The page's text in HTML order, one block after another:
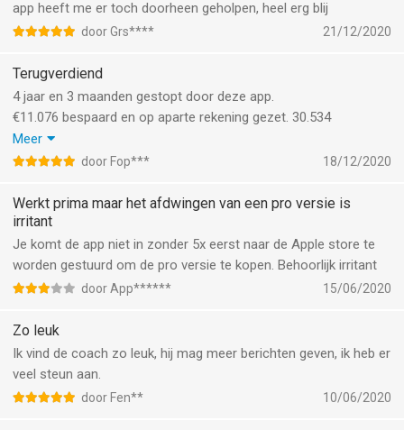
app heeft me er toch doorheen geholpen, heel erg blij
door Grs**** 21/12/2020
Terugverdiend
4 jaar en 3 maanden gestopt door deze app.
€11.076 bespaard en op aparte rekening gezet. 30.534
sigaretten niet gerookt en voel me veel gezonder en sport nu
ook weer met veel plezier.
gezondheid.
Meer
door Fop*** 18/12/2020
Werkt prima maar het afdwingen van een pro versie is
irritant
Je komt de app niet in zonder 5x eerst naar de Apple store te
worden gestuurd om de pro versie te kopen. Behoorlijk irritant
door App****** 15/06/2020
Zo leuk
Ik vind de coach zo leuk, hij mag meer berichten geven, ik heb er
veel steun aan.
door Fen** 10/06/2020